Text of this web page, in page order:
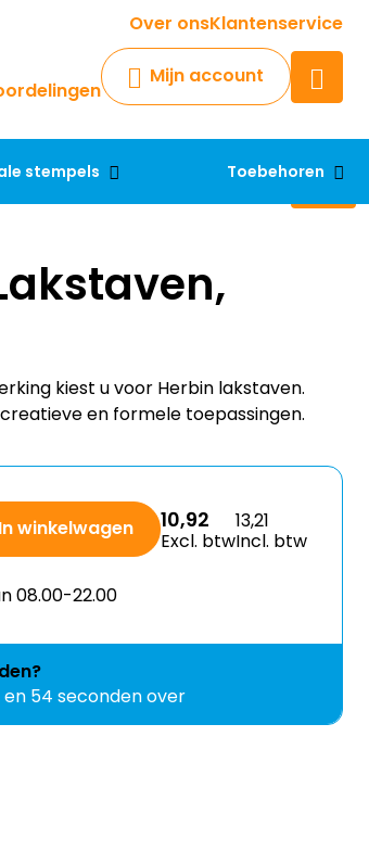
Over onsKlantenservice
Mijn account
stempels Toebehoren
Krijg een antwoord op uw vraag
Chatbot
Chat 24/7 met onze chatbot
Contact
kiest u voor Herbin lakstaven.
en formele toepassingen.
In winkelwagen 10,92
Excl. btw
13,21
Incl. btw
08.00-22.00
54 seconden over